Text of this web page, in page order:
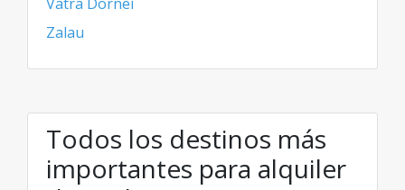
Zalau
Todos los destinos más
importantes para alquiler